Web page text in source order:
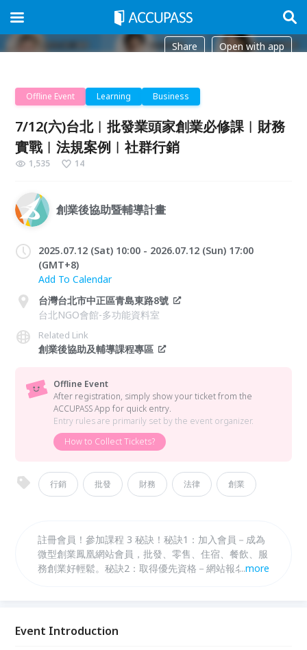
Share Open with app
Offline Event Learning Business
7/12(六)台北︱批發業頭家創業必修課︱財務
實戰︱法規案例︱社群行銷
1,535 14
創業後協助暨輔導計畫
2025.07.12 (Sat) 10:00 - 2026.07.12 (Sun) 17:00
(GMT+8)
Add To Calendar
台灣台北市中正區青島東路8號
台北NGO會館-多功能資料室
Related Link
創業後協助及輔導課程專區
Offline Event
After registration, simply show your ticket from the
ACCUPASS App for quick entry.
Entry rules are primarily set by the event organizer.
How to Collect Tickets?
行銷 批發 財務 法律 創業
註冊會員！參加課程 3 秘訣！秘訣1：加入會員－成為
微型創業鳳凰網站會員，批發、零售、住宿、餐飲、服
務創業好輕鬆。秘訣2：取得優先資格－網站報名並實
級獨家知能。
...more
Event Introduction